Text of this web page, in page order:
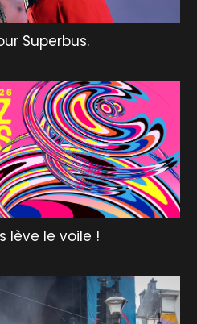
Superbus.
lève le voile !